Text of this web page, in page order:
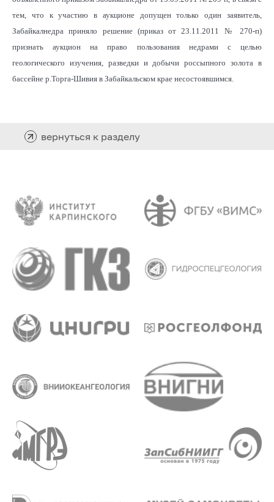
тем, что к участию в аукционе допущен только один заявитель,
Забайкалнедра приняло решение (приказ от 23.11.2011 № 270-п)
признать аукцион на право пользования недрами с целью
геологического изучения, разведки и добычи россыпного золота в
бассейне р.Торга-Шивия в Забайкальском крае несостоявшимся.
вернуться к разделу